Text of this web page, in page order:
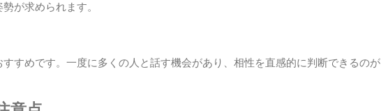
が求められます。
すめです。一度に多くの人と話す機会があり、相性を直感的に判断できるのが